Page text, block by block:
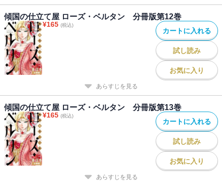
傾国の仕立て屋 ローズ・ベルタン 分冊版第12巻
¥165 (税込)
カートに入れる
試し読み
お気に入り
あらすじを見る
傾国の仕立て屋 ローズ・ベルタン 分冊版第13巻
¥165 (税込)
カートに入れる
試し読み
お気に入り
あらすじを見る